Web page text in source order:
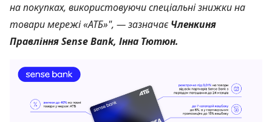
на покупках, використовуючи спеціальні знижки на
товари мережі «АТБ»", — зазначаєЧленкиня
Правління Sense Bank, Інна Тютюн.